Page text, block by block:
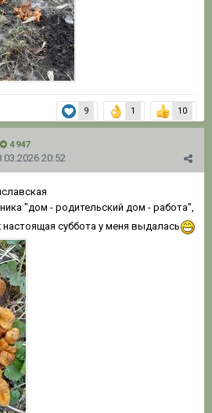
9 1 10
4 947
20:52
"дом - родительский дом - работа",
настоящая суббота у меня выдалась